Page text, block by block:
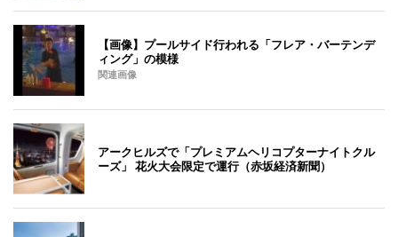
【画像】プールサイド行われる「フレア・バーテンデ
ィング」の模様
関連画像
アークヒルズで「プレミアムヘリコプターナイトクル
ーズ」 花火大会限定で運行（赤坂経済新聞）